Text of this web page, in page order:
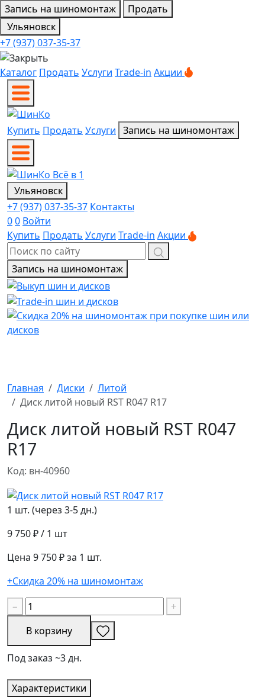
Запись на шиномонтаж
Продать
Ульяновск
+7 (937) 037-35-37
Каталог Продать Услуги Trade-in Акции
Купить Продать Услуги Запись на шиномонтаж
Ульяновск
+7 (937) 037-35-37 Контакты
00 Войти
Купить Продать Услуги Trade-in Акции
Запись на шиномонтаж
Главная Диски
Литой
Диск литой новый RST R047 R17
Диск литой новый RST R047
R17
Код: вн-40960
1 шт. (через 3-5 дн.)
9 750 ₽/ 1 шт
Цена 9 750 ₽ за 1 шт.
+Скидка 20% на шиномонтаж
−
+
В корзину
Под заказ ~3 дн.
Характеристики